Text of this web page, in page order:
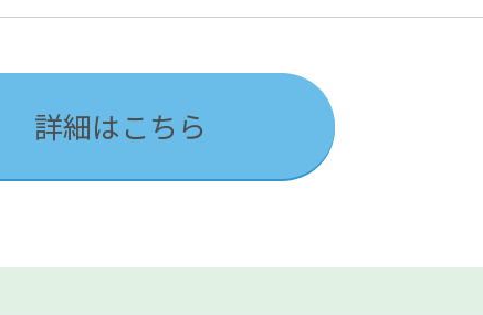
詳細はこちら